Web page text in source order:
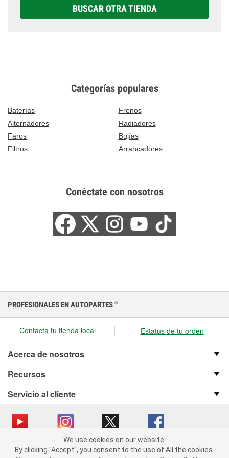
BUSCAR OTRA TIENDA
Categorías populares
Baterías
Frenos
Alternadores
Radiadores
Faros
Bujías
Filtros
Arrancadores
Conéctate con nosotros
We use cookies on our website. By clicking "Accept", you consent
to the use of All the cookies.
PROFESIONALES EN AUTOPARTES ®
Contacta tu tienda local Estatus de tu orden
Acerca de nosotros
Recursos
Servicio al cliente
Copyright © 2008-2026 O’Reilly Auto Parts v OST_3.2.0.0.729 (3) cv1361
We use cookies on our website.
By clicking "Accept", you consent to the use of All the cookies.